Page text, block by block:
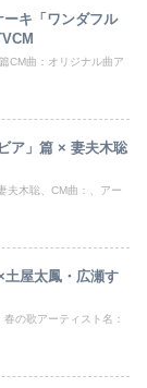
キ「ワンダフル
CM曲：オリジナル曲ア
ア」篇 × 妻夫木聡
夫木聡、CM曲：、アー
土屋太鳳・広瀬す
の歌アーティスト名：